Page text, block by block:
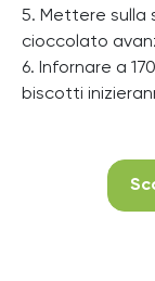
5. Mettere sulla
cioccolato
6. Infornare a
biscotti